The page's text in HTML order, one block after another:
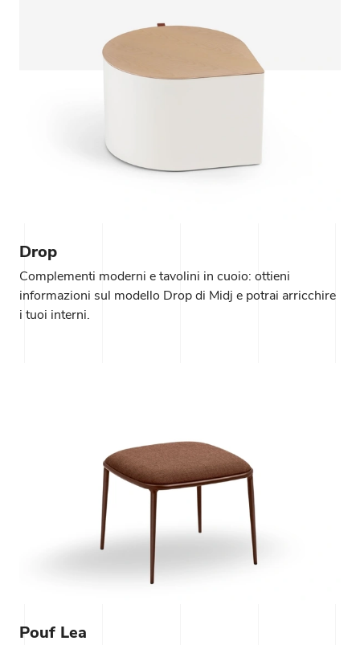
Drop
Complementi moderni e tavolini in cuoio: ottieni
informazioni sul modello Drop di Midj e potrai arricchire
i tuoi interni.
Pouf Lea